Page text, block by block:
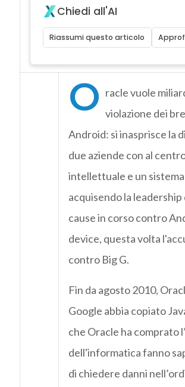
Chiedi all'AI
Riassumi questo articolo
O racle vuole
violazione dei
Android: si inasprisce la
due aziende con al
intellettuale e un
acquisendo la
cause in corso contro
device, questa volta
contro Big G.
Fin da agosto 2010,
Google abbia copiato
che Oracle ha comprato
dell'informatica fanno
di chiedere danni